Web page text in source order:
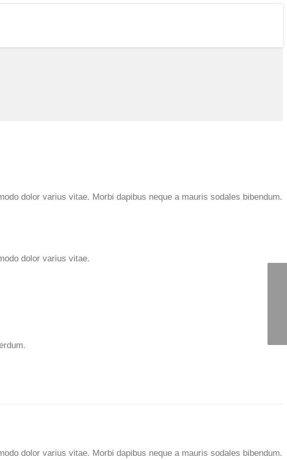
dolor varius vitae. Morbi dapibus neque a mauris sodales bibendum.
dolor varius vitae.
dolor varius vitae. Morbi dapibus neque a mauris sodales bibendum.